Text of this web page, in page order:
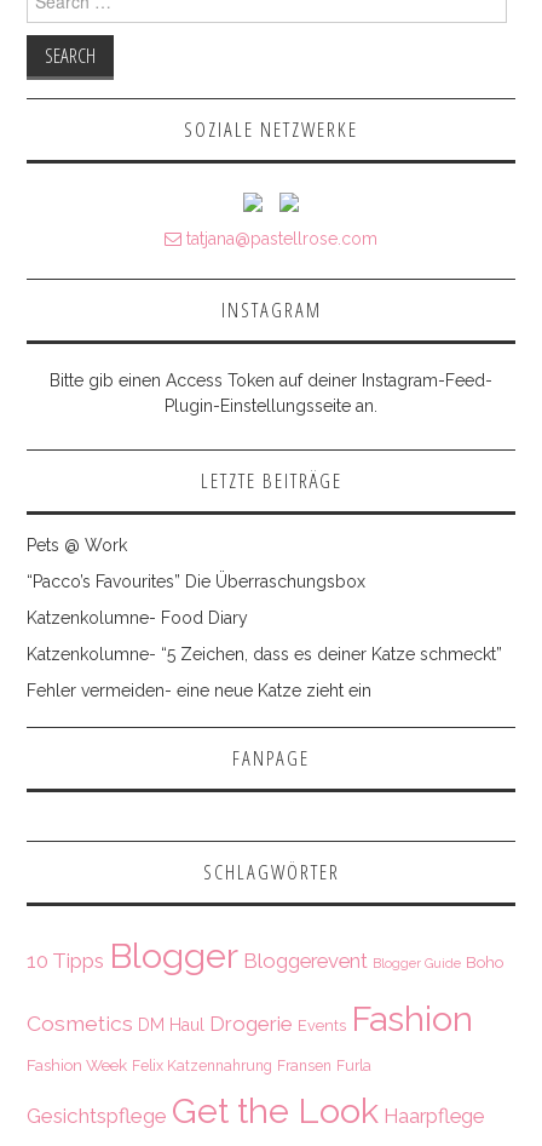
SOZIALE NETZWERKE
tatjana@pastellrose.com
INSTAGRAM
Bitte gib einen Access Token auf deiner Instagram-Feed-
Plugin-Einstellungsseite an.
LETZTE BEITRÄGE
Pets @ Work
“Pacco’s Favourites” Die Überraschungsbox
Katzenkolumne- Food Diary
Katzenkolumne- “5 Zeichen, dass es deiner Katze schmeckt”
Fehler vermeiden- eine neue Katze zieht ein
FANPAGE
SCHLAGWÖRTER
10 Tipps Blogger Bloggerevent Blogger Guide Boho
Cosmetics DM Haul Drogerie Events Fashion
Fashion Week Felix Katzennahrung Fransen Furla
Gesichtspflege Get the Look Haarpflege